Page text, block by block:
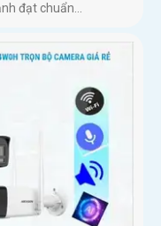
đạt chuẩn...